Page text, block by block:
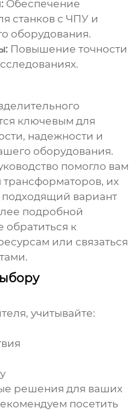
Обеспечение
станков с ЧПУ и
оборудования.
Повышение точности
ключевым для
надежности и
оборудования.
помогло вам
их
вариант
подробной
к
или связаться
учитывайте:
решения для ваших
посетить